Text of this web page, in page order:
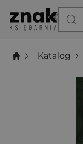
Katalog